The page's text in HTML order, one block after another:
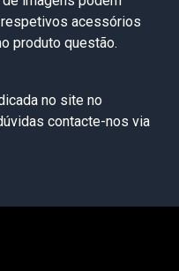
acessórios
produto questão.
no site no
contacte-nos via